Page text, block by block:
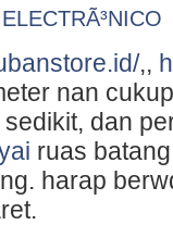
,,
nan
dan
ruas
harap